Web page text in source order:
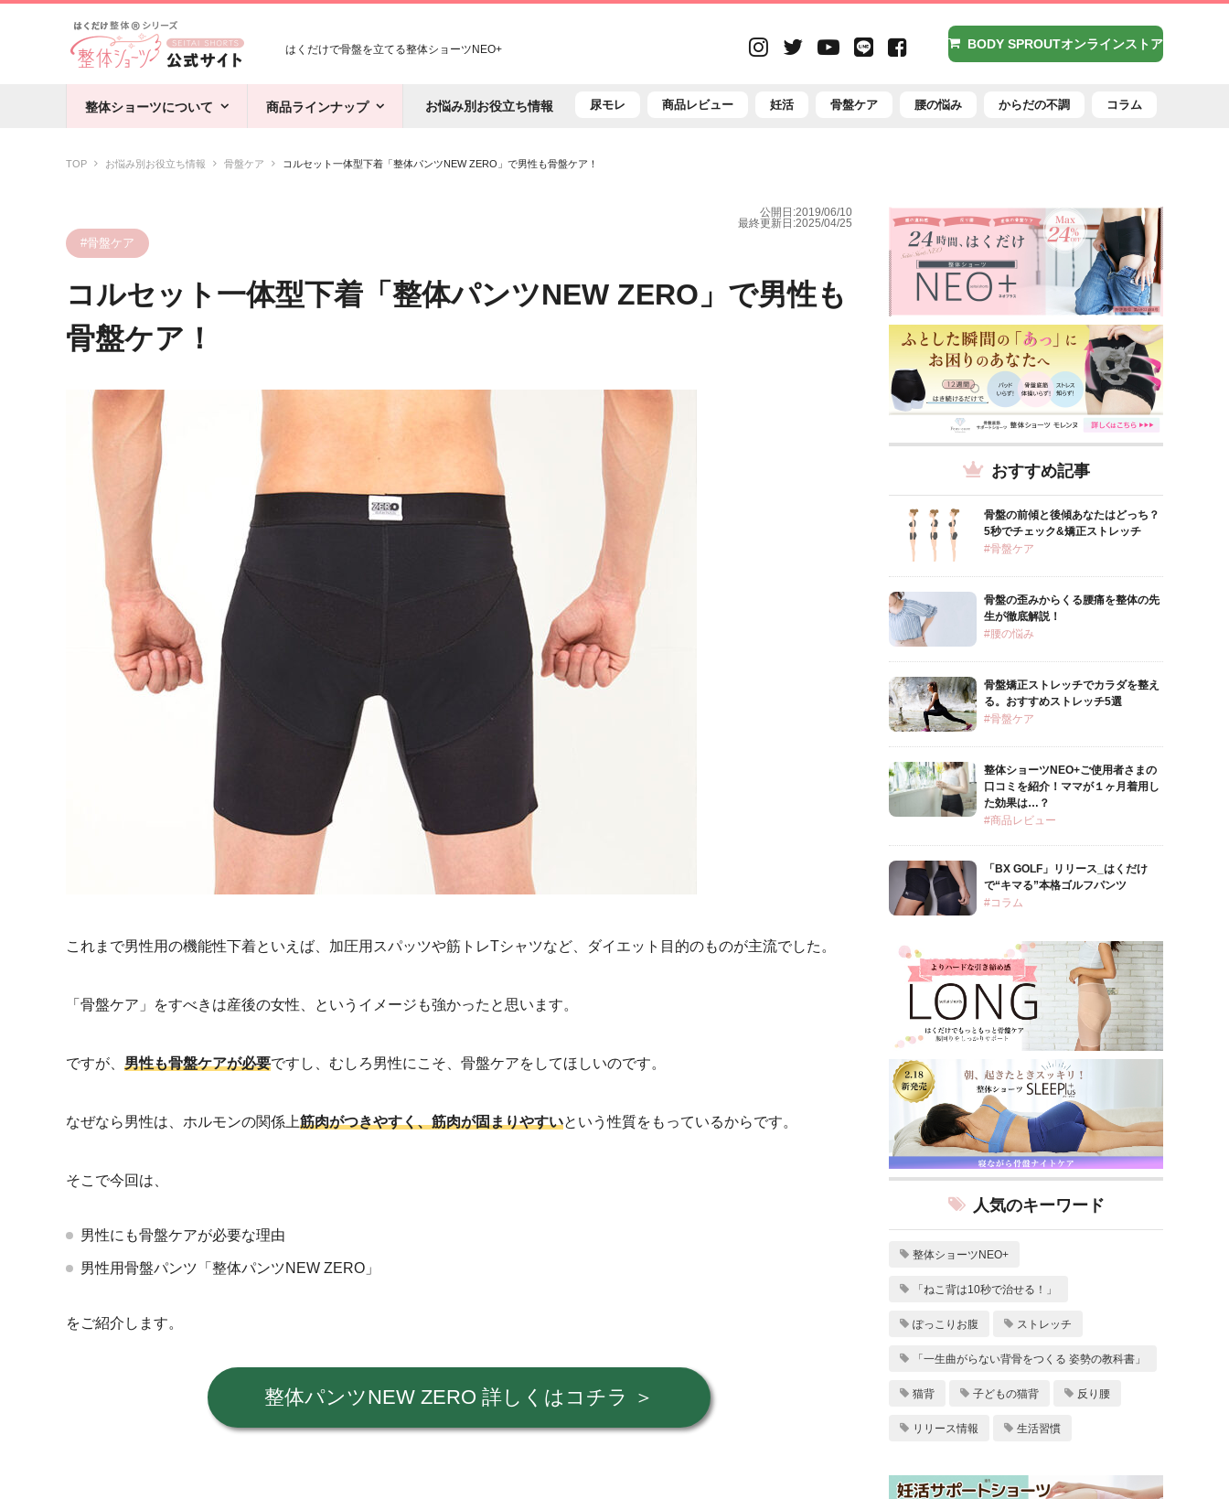
はくだけで骨盤を立てる整体ショーツNEO+ Instagram
X（旧
Twitter）
Youtube
LINE FacebookBODY SPROUTオンラインストア
整体ショーツについて 商品ラインナップ お悩み別お役立ち情報 尿モレ 商品レビュー 妊活 骨盤ケア 腰の悩み からだの不調 コラム
TOP お悩み別お役立ち情報 骨盤ケア コルセット一体型下着「整体パンツNEW ZERO」で男性も骨盤ケア！
公開日:2019/06/10
最終更新日:2025/04/25
#骨盤ケア
コルセット一体型下着「整体パンツNEW ZERO」で男性も
骨盤ケア！
これまで男性用の機能性下着といえば、加圧用スパッツや筋トレTシャツなど、ダイエット目的のものが主流でした。
「骨盤ケア」をすべきは産後の女性、というイメージも強かったと思います。
ですが、 男性も骨盤ケアが必要ですし、むしろ男性にこそ、骨盤ケアをしてほしいのです。
なぜなら男性は、ホルモンの関係上筋肉がつきやすく、筋肉が固まりやすいという性質をもっているからです。
そこで今回は、
男性にも骨盤ケアが必要な理由
男性用骨盤パンツ「整体パンツNEW ZERO」
をご紹介します。
整体パンツNEW ZERO 詳しくはコチラ ＞
おすすめ記事
骨盤の前傾と後傾あなたはどっち？
5秒でチェック&矯正ストレッチ
#骨盤ケア
骨盤の歪みからくる腰痛を整体の先
生が徹底解説！
#腰の悩み
骨盤矯正ストレッチでカラダを整え
る。おすすめストレッチ5選
#骨盤ケア
整体ショーツNEO+ご使用者さまの
口コミを紹介！ママが１ヶ月着用し
た効果は…？
#商品レビュー
「BX GOLF」リリース_はくだけ
で“キマる”本格ゴルフパンツ
#コラム
人気のキーワード
整体ショーツNEO+
「ねこ背は10秒で治せる！」
ぽっこりお腹 ストレッチ
「一生曲がらない背骨をつくる 姿勢の教科書」
猫背 子どもの猫背 反り腰
リリース情報 生活習慣